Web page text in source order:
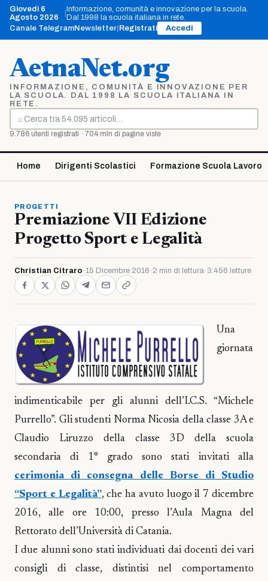
Vai
contenuto
Giovedì 6
Agosto 2026
Informazione, comunità e innovazione per la scuola.
Dal 1998 la scuola italiana in rete.
Canale TelegramNewsletter Registrati Accedi
AetnaNet.org
INFORMAZIONE, COMUNITÀ E INNOVAZIONE PER
LA SCUOLA. DAL 1998 LA SCUOLA ITALIANA IN
RETE.
⌕
Cerca
9.786 utenti registrati · 704 mln di pagine viste
Home Dirigenti Scolastici Formazione Scuola Lavoro
PROGETTI
Premiazione VII Edizione
Progetto Sport e Legalità
Christian Citraro ·15 Dicembre 2016 · 2 min di lettura· 3.456 letture
Una
giornata
indimenticabile per gli alunni dell’I.C.S. “Michele
Purrello”. Gli studenti Norma Nicosia della classe 3A e
Claudio Liruzzo della classe 3D della scuola
secondaria di 1° grado sono stati invitati alla
cerimonia di consegna delle Borse di Studio
“Sport e Legalità”, che ha avuto luogo il 7 dicembre
2016, alle ore 10:00, presso l’Aula Magna del
Rettorato dell’Università di Catania.
I due alunni sono stati individuati dai docenti dei vari
consigli di classe, distintisi nel comportamento